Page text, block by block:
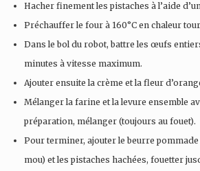
Hacher finement les pistaches à l’aide
Préchauffer le four à 160°C en chaleur
Dans le bol du robot, battre les œufs
minutes à vitesse maximum.
Ajouter ensuite la crème et la fleur
Mélanger la farine et la levure ensemble
préparation, mélanger (toujours au fouet).
Pour terminer, ajouter le beurre
mou) et les pistaches hachées, fouetter